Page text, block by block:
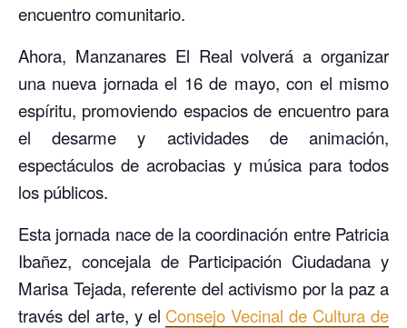
encuentro comunitario.
Ahora, Manzanares El Real volverá a organizar
una nueva jornada el 16 de mayo, con el mismo
espíritu, promoviendo espacios de encuentro para
el desarme y actividades de animación,
espectáculos de acrobacias y música para todos
los públicos.
Esta jornada nace de la coordinación entre Patricia
Ibañez, concejala de Participación Ciudadana y
Marisa Tejada, referente del activismo por la paz a
través del arte, y el Consejo Vecinal de Cultura de